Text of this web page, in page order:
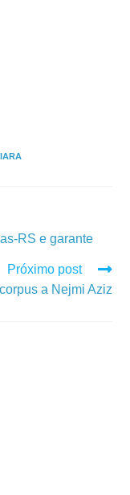
RS e garante
Próximo post
a Nejmi Aziz